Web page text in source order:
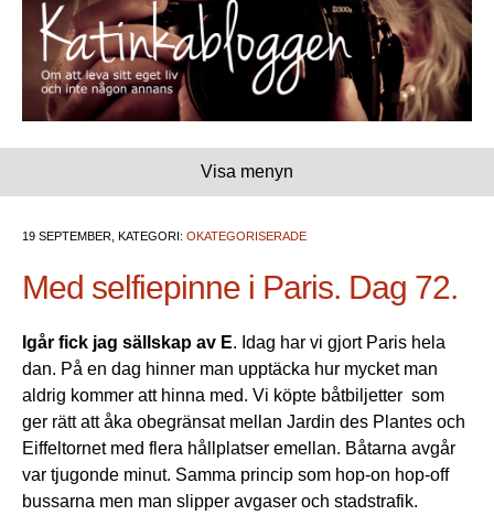
Visa menyn
19 SEPTEMBER, KATEGORI: OKATEGORISERADE
Med selfiepinne i Paris. Dag 72.
Igår fick jag sällskap av E. Idag har vi gjort Paris hela
dan. På en dag hinner man upptäcka hur mycket man
aldrig kommer att hinna med. Vi köpte båtbiljetter som
ger rätt att åka obegränsat mellan Jardin des Plantes och
Eiffeltornet med flera hållplatser emellan. Båtarna avgår
var tjugonde minut. Samma princip som hop-on hop-off
bussarna men man slipper avgaser och stadstrafik.